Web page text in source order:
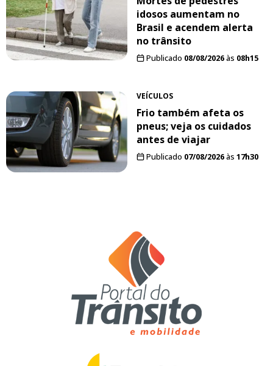
idosos aumentam no
Brasil e acendem alerta
no trânsito
Publicado 08/08/2026às 08h15
VEÍCULOS
Frio também afeta os
pneus; veja os cuidados
antes de viajar
Publicado 07/08/2026às 17h30